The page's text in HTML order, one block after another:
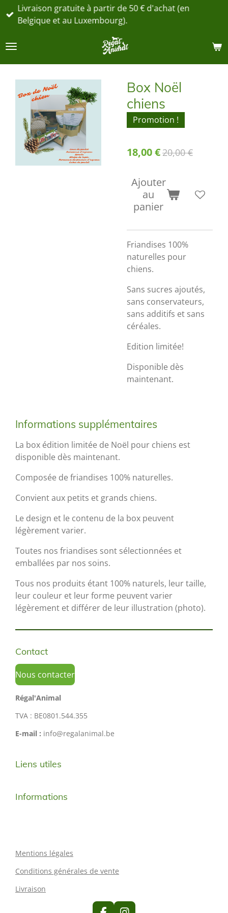
Passer
principal
Livraison gratuite à partir de 50 € d'achat (en
Belgique et au Luxembourg).
Box Noël
chiens
Promotion !
18,00 €20,00 €
Ajouter
au
panier
Friandises 100%
naturelles pour
chiens.
Sans sucres ajoutés,
sans conservateurs,
sans additifs et sans
céréales.
Edition limitée!
Disponible dès
maintenant.
Informations supplémentaires
La box édition limitée de Noël pour chiens est
disponible dès maintenant.
Composée de friandises 100% naturelles.
Convient aux petits et grands chiens.
Le design et le contenu de la box peuvent
légèrement varier.
Toutes nos friandises sont sélectionnées et
emballées par nos soins.
Tous nos produits étant 100% naturels, leur taille,
leur couleur et leur forme peuvent varier
légèrement et différer de leur illustration (photo).
Contact
Nous contacter
Régal'Animal
TVA : BE0801.544.355
E-mail : info@regalanimal.be
Liens utiles
Informations
Mentions légales
Conditions générales de vente
Livraison